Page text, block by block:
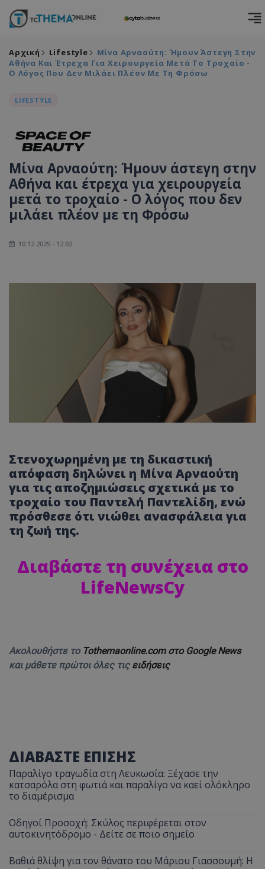
Αρχική Lifestyle
Μίνα Αρναούτη: Ήμουν Άστεγη Στην
Αθήνα Και Έτρεχα Για Χειρουργεία Μετά Το Τροχαίο -
Ο Λόγος Που Δεν Μιλάει Πλέον Με Τη Φρόσω
LIFESTYLE
Μίνα Αρναούτη: Ήμουν άστεγη στην
Αθήνα και έτρεχα για χειρουργεία
μετά το τροχαίο - Ο λόγος που δεν
μιλάει πλέον με τη Φρόσω
10.12.2025 - 12:02
Στενοχωρημένη με τη δικαστική
απόφαση δηλώνει η Μίνα Αρναούτη
για τις αποζημιώσεις σχετικά με το
τροχαίο του Παντελή Παντελίδη, ενώ
πρόσθεσε ότι νιώθει ανασφάλεια για
τη ζωή της.
Διαβάστε τη συνέχεια στο
LifeNewsCy
Ακολουθήστε το Tothemaonline.com στο Google News
και μάθετε πρώτοι όλες τις ειδήσεις
ΔΙΑΒΑΣΤΕ ΕΠΙΣΗΣ
Παραλίγο τραγωδία στη Λευκωσία: Ξέχασε την
κατσαρόλα στη φωτιά και παραλίγο να καεί ολόκληρο
το διαμέρισμα
Οδηγοί Προσοχή: Σκύλος περιφέρεται στον
αυτοκινητόδρομο - Δείτε σε ποιο σημείο
Βαθιά θλίψη για τον θάνατο του Μάριου Γιασσουμή: Η